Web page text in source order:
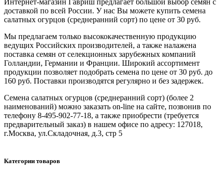
Интернет-магазин Гавриш предлагает большой выбор семян с
доставкой по всей России. У нас Вы можете купить семена
салатных огурцов (среднеранний сорт) по цене от 30 руб.
Мы предлагаем только высококачественную продукцию
ведущих Российских производителей, а также налажена
поставка семян от селекционных зарубежных компаний
Голландии, Германии и Франции. Широкий ассортимент
продукции позволяет подобрать семена по цене от 30 руб. до
160 руб. Поставки производятся регулярно и без задержек.
Семена салатных огурцов (среднеранний сорт) (более 2
наименований) можно заказать on-line на сайте, позвонив по
телефону 8-495-902-77-18, а также приобрести (требуется
предварительный заказ) в нашем офисе по адресу: 127018,
г.Москва, ул.Складочная, д.3, стр 5
Категории товаров